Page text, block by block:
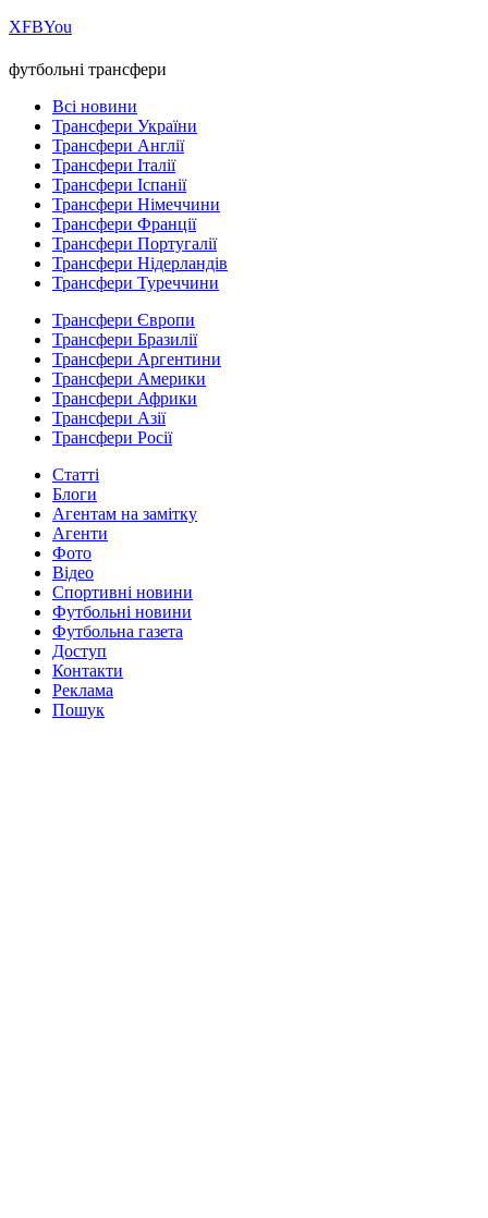
ХFBYou
футбольні трансфери
Всі новини
Трансфери України
Трансфери Англії
Трансфери Італії
Трансфери Іспанії
Трансфери Німеччини
Трансфери Франції
Трансфери Португалії
Трансфери Нідерландів
Трансфери Туреччини
Трансфери Європи
Трансфери Бразилії
Трансфери Аргентини
Трансфери Америки
Трансфери Африки
Трансфери Азії
Трансфери Росії
Статті
Блоги
Агентам на замітку
Агенти
Фото
Відео
Спортивні новини
Футбольні новини
Футбольна газета
Доступ
Контакти
Реклама
Пошук